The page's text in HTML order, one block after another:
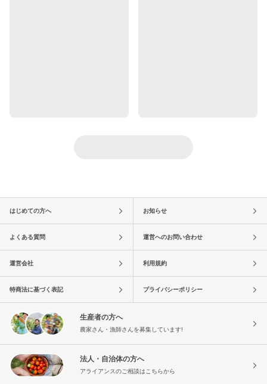
はじめての方へ お知らせ
よくある質問 運営へのお問い合わせ
運営会社 利用規約
特商法に基づく表記 プライバシーポリシー
生産者の方へ
農家さん・漁師さんを募集しています!
法人・自治体の方へ
アライアンスのご相談はこちらから